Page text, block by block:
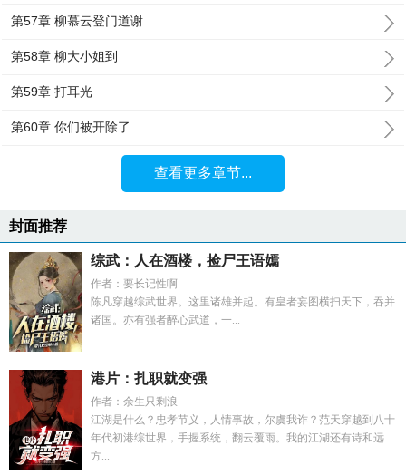
第57章 柳慕云登门道谢
第58章 柳大小姐到
第59章 打耳光
第60章 你们被开除了
查看更多章节...
封面推荐
综武：人在酒楼，捡尸王语嫣
作者：要长记性啊
陈凡穿越综武世界。这里诸雄并起。有皇者妄图横扫天下，吞并
诸国。亦有强者醉心武道，一...
港片：扎职就变强
作者：余生只剩浪
江湖是什么？忠孝节义，人情事故，尔虞我诈？范天穿越到八十
年代初港综世界，手握系统，翻云覆雨。我的江湖还有诗和远
方...